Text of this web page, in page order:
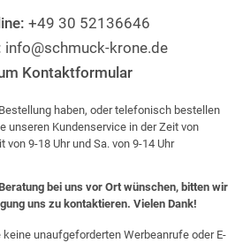
+49 30 52136646
info@schmuck-krone.de
Kontaktformular
haben, oder telefonisch bestellen
unseren Kundenservice in der Zeit von
von 9-18 Uhr und Sa. von 9-14 Uhr
bei uns vor Ort wünschen, bitten wir
uns zu kontaktieren. Vielen Dank!
unaufgeforderten Werbeanrufe oder E-